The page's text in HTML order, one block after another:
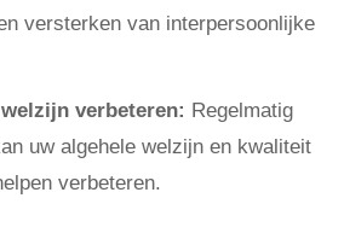
versterken van interpersoonlijke
verbeteren: Regelmatig
uw algehele welzijn en kwaliteit
verbeteren.